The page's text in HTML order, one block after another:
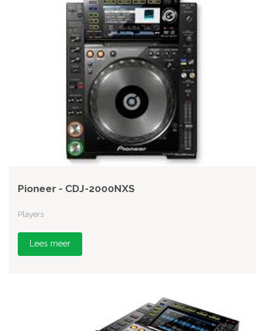
Pioneer - CDJ-2000NXS
Players
Lees meer